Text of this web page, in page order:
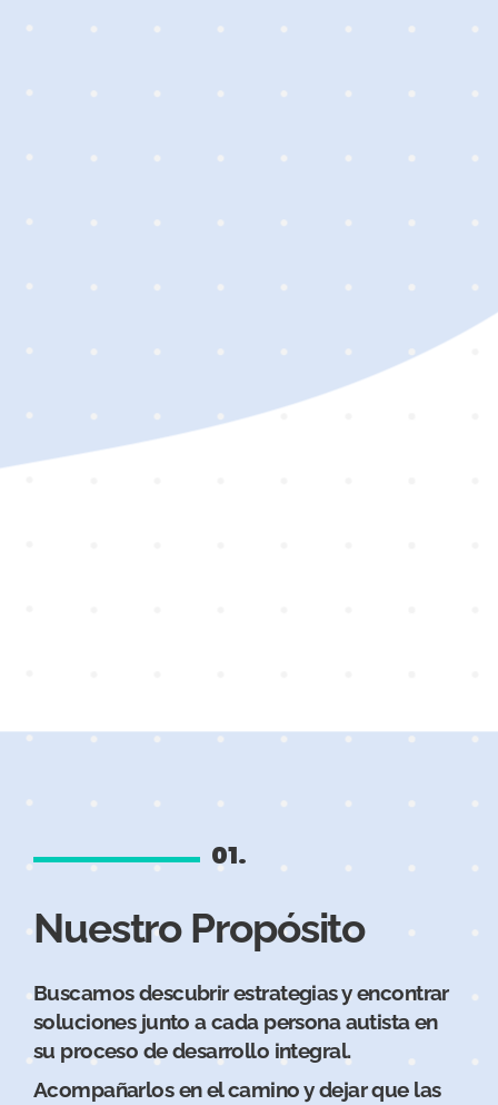
01.
Nuestro Propósito
Buscamos descubrir estrategias y encontrar
soluciones junto a cada persona autista en
su proceso de desarrollo integral.
Acompañarlos en el camino y dejar que las